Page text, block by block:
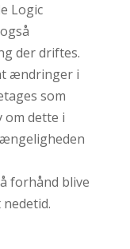
Logic
der driftes.
ændringer i
som
om dette i
forhånd blive